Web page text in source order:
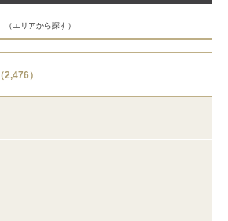
（エリアから探す）
（2,476）